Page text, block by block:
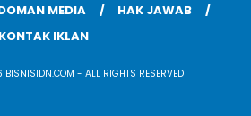
MEDIA
HAK JAWAB
KONTAK IKLAN
- ALL RIGHTS RESERVED